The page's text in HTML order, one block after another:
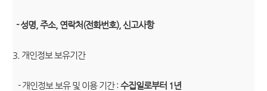
- 성명, 주소, 연락처(전화번호), 신고사항
3. 개인정보 보유기간
- 개인정보 보유 및 이용 기간 : 수집일로부터 1년